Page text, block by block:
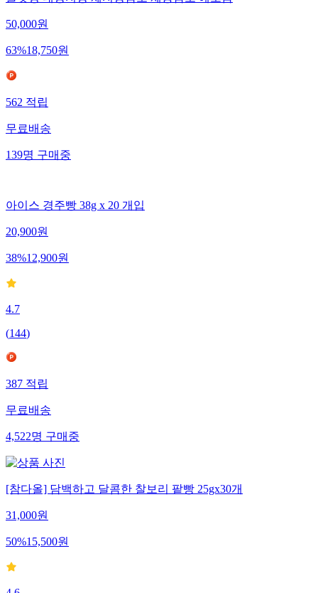
50,000원
63%18,750원
562적립
무료배송
139명구매중
아이스 경주빵 38g x 20 개입
20,900원
38%12,900원
4.7
(144)
387적립
무료배송
4,522명구매중
[참다올] 담백하고 달콤한 찰보리 팥빵 25gx30개
31,000원
50%15,500원